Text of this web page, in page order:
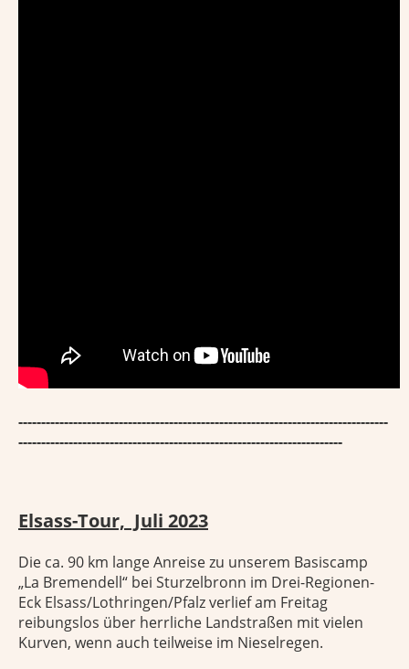
---------------------------------------------------------------------------------
-----------------------------------------------------------------------
Elsass-Tour, Juli 2023
Die ca. 90 km lange Anreise zu unserem Basiscamp
„La Bremendell“ bei Sturzelbronn im Drei-Regionen-
Eck Elsass/Lothringen/Pfalz verlief am Freitag
reibungslos über herrliche Landstraßen mit vielen
Kurven, wenn auch teilweise im Nieselregen.